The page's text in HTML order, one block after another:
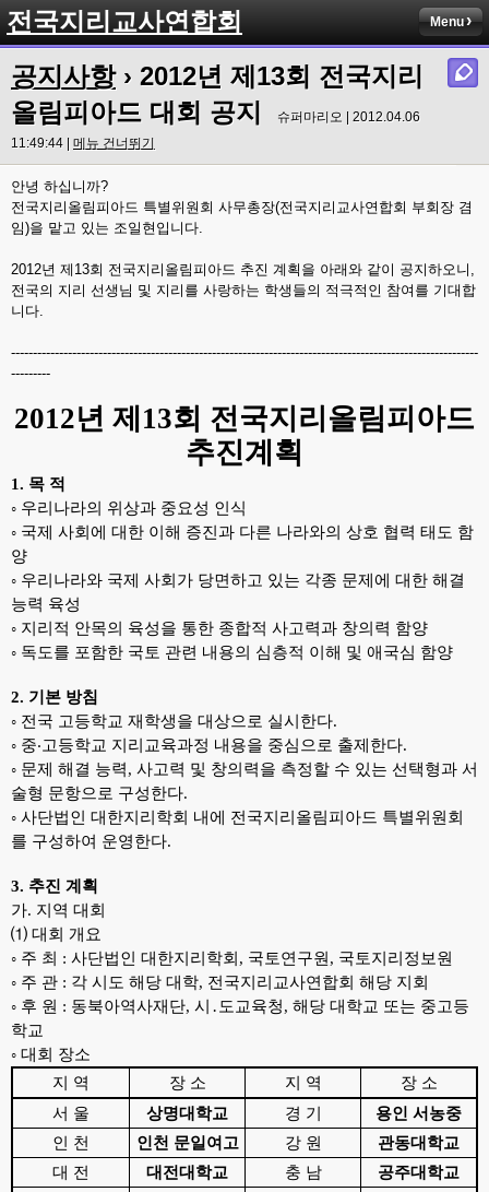
전국지리교사연합회 Menu
공지사항› 2012년 제13회 전국지리
올림피아드 대회 공지
슈퍼마리오 | 2012.04.06
11:49:44 | 메뉴 건너뛰기
안녕 하십니까?
전국지리올림피아드 특별위원회 사무총장(전국지리교사연합회 부회장 겸
임)을 맡고 있는 조일현입니다.
2012년 제13회 전국지리올림피아드 추진 계획을 아래와 같이 공지하오니,
전국의 지리 선생님 및 지리를 사랑하는 학생들의 적극적인 참여를 기대합
니다.
-----------------------------------------------------------------------------------------------------------
---------
2012년 제13회 전국지리올림피아드
추진계획
1. 목 적
◦ 우리나라의 위상과 중요성 인식
◦ 국제 사회에 대한 이해 증진과 다른 나라와의 상호 협력 태도 함
양
◦ 우리나라와 국제 사회가 당면하고 있는 각종 문제에 대한 해결
능력 육성
◦ 지리적 안목의 육성을 통한 종합적 사고력과 창의력 함양
◦ 독도를 포함한 국토 관련 내용의 심층적 이해 및 애국심 함양
2. 기본 방침
◦ 전국 고등학교 재학생을 대상으로 실시한다.
◦ 중‧고등학교 지리교육과정 내용을 중심으로 출제한다.
◦ 문제 해결 능력, 사고력 및 창의력을 측정할 수 있는 선택형과 서
술형 문항으로 구성한다.
◦ 사단법인 대한지리학회 내에 전국지리올림피아드 특별위원회
를 구성하여 운영한다.
3. 추진 계획
가. 지역 대회
⑴ 대회 개요
◦ 주 최 : 사단법인 대한지리학회, 국토연구원, 국토지리정보원
◦ 주 관 : 각 시도 해당 대학, 전국지리교사연합회 해당 지회
◦ 후 원 : 동북아역사재단, 시․도교육청, 해당 대학교 또는 중고등
학교
◦ 대회 장소
지 역
장 소 지 역
장 소
서 울
상명대학교 경 기
용인 서농중
인 천
인천 문일여고 강 원
관동대학교
대 전
대전대학교 충 남
공주대학교